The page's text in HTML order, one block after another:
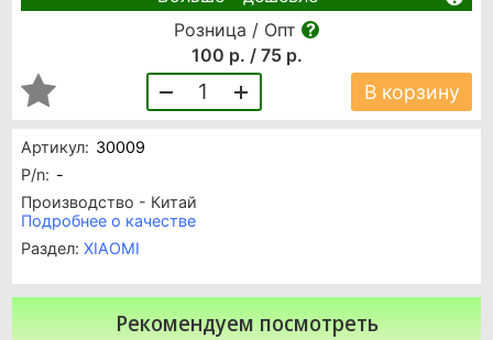
Артикул: 30009
P/n: -
Производство - Китай
Подробнее о качестве
Раздел: XIAOMI
Розница / Опт
100 р. / 75 р.
1 В корзину
Рекомендуем посмотреть